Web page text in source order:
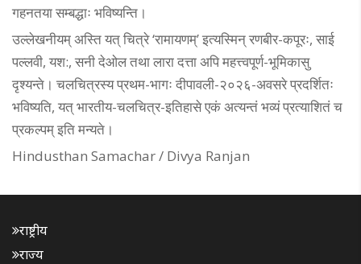
गहनतया सम्बद्धाः भविष्यन्ति।
उल्लेखनीयम् अस्ति यत् चित्रे ‘रामायणम्’ इत्यस्मिन् रणबीर-कपूरः, साई
पल्लवी, यश:, सनी देओल तथा लारा दत्ता अपि महत्त्वपूर्ण-भूमिकासु
दृश्यन्ते। चलचित्रस्य प्रथम-भागः दीपावली-२०२६-अवसरे प्रदर्शितः
भविष्यति, यत् भारतीय-चलचित्र-इतिहासे एकं अत्यन्तं भव्यं प्रत्याशितं च
प्रकल्पम् इति मन्यते।
Hindusthan Samachar / Divya Ranjan
राष्ट्रीय
राज्य